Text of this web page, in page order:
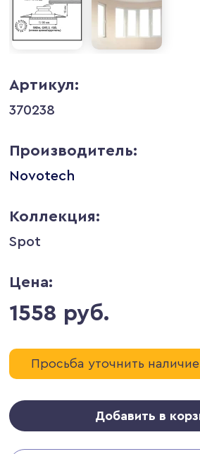
Артикул:
370238
Производитель:
Novotech
Коллекция:
Spot
Цена:
1558 руб.
Просьба уточнить
Добавить в